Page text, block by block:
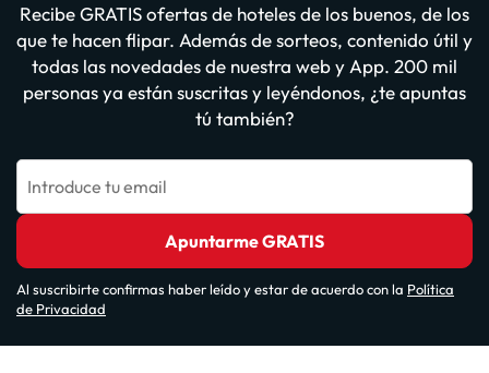
Recibe GRATIS ofertas de hoteles de los buenos, de los
que te hacen flipar. Además de sorteos, contenido útil y
todas las novedades de nuestra web y App. 200 mil
personas ya están suscritas y leyéndonos, ¿te apuntas
tú también?
Introduce tu email
Apuntarme GRATIS
Al suscribirte confirmas haber leído y estar de acuerdo con la Política
de Privacidad